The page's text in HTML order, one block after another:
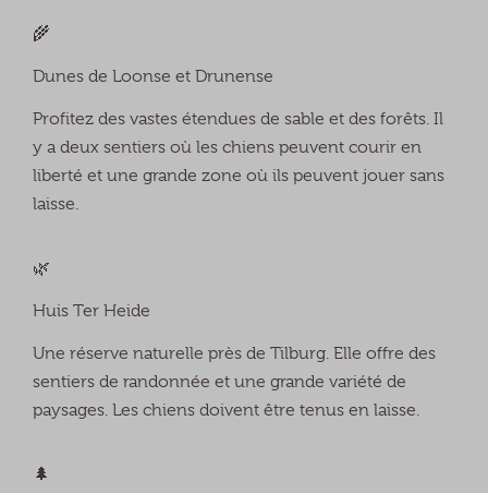
🌾
Dunes de Loonse et Drunense
Profitez des vastes étendues de sable et des forêts. Il
y a deux sentiers où les chiens peuvent courir en
liberté et une grande zone où ils peuvent jouer sans
laisse.
🌿
Huis Ter Heide
Une réserve naturelle près de Tilburg. Elle offre des
sentiers de randonnée et une grande variété de
paysages. Les chiens doivent être tenus en laisse.
🌲